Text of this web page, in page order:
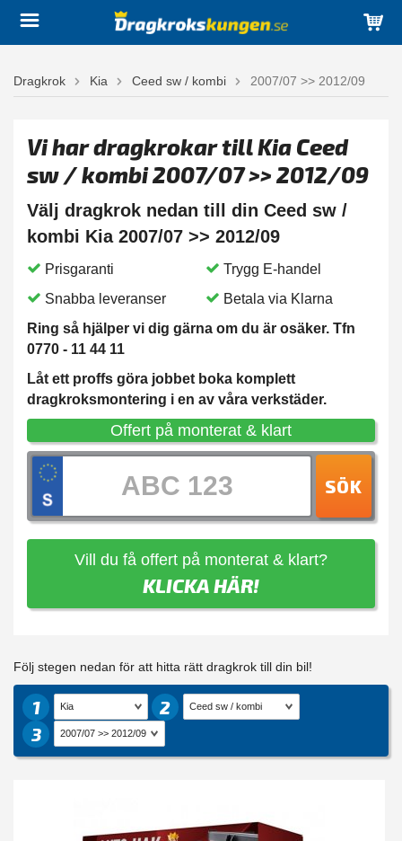
Dragkrok Kia Ceed sw / kombi 2007/07 >> 2012/09
Vi har dragkrokar till Kia Ceed
sw / kombi 2007/07 >> 2012/09
Välj dragkrok nedan till din Ceed sw /
kombi Kia 2007/07 >> 2012/09
Prisgaranti
Trygg E-handel
Snabba leveranser
Betala via Klarna
Ring så hjälper vi dig gärna om du är osäker. Tfn
0770 - 11 44 11
Låt ett proffs göra jobbet boka komplett
dragkroksmontering i en av våra verkstäder.
Offert på monterat & klart
SÖK
Vill du få offert på monterat & klart?
KLICKA HÄR!
Följ stegen nedan för att hitta rätt dragkrok till din bil!
1
2
3